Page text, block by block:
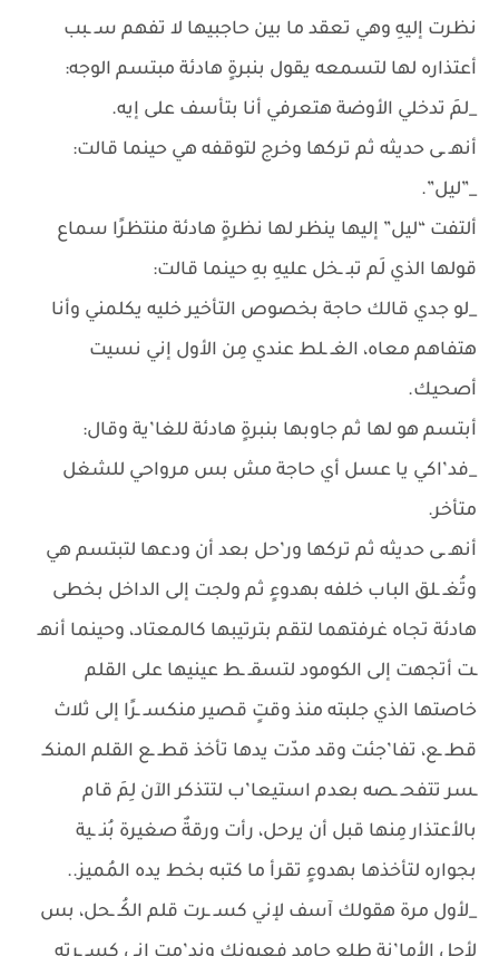
نظرت إليهِ وهي تعقد ما بين حاجبيها لا تفهم سـ ـبب
أعتذاره لها لتسمعه يقول بنبرةٍ هادئة مبتسم الوجه:
_لمَ تدخلي الأوضة هتعرفي أنا بتأسف على إيه.
أنهـ ـى حديثه ثم تركها وخرج لتوقفه هي حينما قالت:
_”ليل”.
ألتفت “ليل” إليها ينظر لها نظرةٍ هادئة منتظرًا سماع
قولها الذي لَم تبـ ـخل عليهِ بهِ حينما قالت:
_لو جدي قالك حاجة بخصوص التأخير خليه يكلمني وأنا
هتفاهم معاه، الغـ ـلط عندي مِن الأول إني نسيت
أصحيك.
أبتسم هو لها ثم جاوبها بنبرةٍ هادئة للغا’ية وقال:
_فد’اكي يا عسل أي حاجة مش بس مرواحي للشغل
متأخر.
أنهـ ـى حديثه ثم تركها ور’حل بعد أن ودعها لتبتسم هي
وتُغـ ـلق الباب خلفه بهدوءٍ ثم ولجت إلى الداخل بخطى
هادئة تجاه غرفتهما لتقم بترتيبها كالمعتاد، وحينما أنهـ
ـت أتجهت إلى الكومود لتسقـ ـط عينيها على القلم
خاصتها الذي جلبته منذ وقتٍ قصير منكسـ ـرًا إلى ثلاث
قطـ ـع، تفا’جئت وقد مدّت يدها تأخذ قطـ ـع القلم المنكـ
ـسر تتفحـ ـصه بعدم استيعا’ب لتتذكر الآن لِمَ قام
بالأعتذار مِنها قبل أن يرحل، رأت ورقةٌ صغيرة بُنـ ـية
بجواره لتأخذها بهدوءٍ تقرأ ما كتبه بخط يده المُميز..
_لأول مرة هقولك آسف لإني كسـ ـرت قلم الكُـ ـحل، بس